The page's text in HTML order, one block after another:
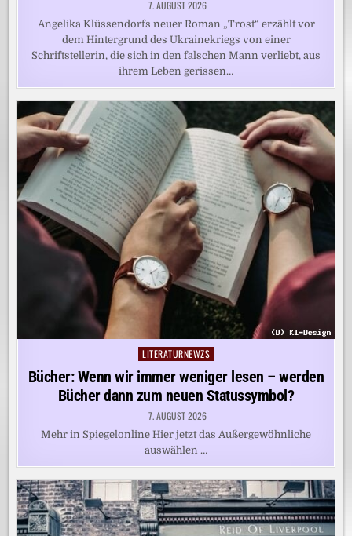
7. AUGUST 2026
Angelika Klüssendorfs neuer Roman „Trost“ erzählt vor
dem Hintergrund des Ukrainekriegs von einer
Schriftstellerin, die sich in den falschen Mann verliebt, aus
ihrem Leben gerissen…
Posted
in
LITERATURNEWZS
Bücher: Wenn wir immer weniger lesen – werden
Bücher dann zum neuen Statussymbol?
7. AUGUST 2026
Mehr in Spiegelonline Hier jetzt das Außergewöhnliche
auswählen …